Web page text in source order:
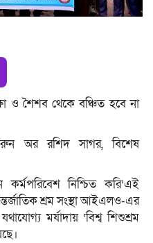
ও শৈশব থেকে বঞ্চিত হবে না
অর রশিদ সাগর, বিশেষ
নিশ্চিত করি’এই
শ্রম সংস্থা আইএলও-এর
মর্যাদায় ‘বিশ্ব শিশুশ্রম